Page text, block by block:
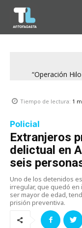
“Operación
Tiempo de lectura: 1
Policial
Extranjeros
delictual en
seis
Uno de los detenidos
irregular, que quedó en
ser mayor de edad,
prisión preventiva.